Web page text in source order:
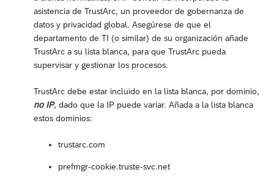
asistencia de TrustArc, un proveedor de gobernanza de
datos y privacidad global. Asegúrese de que el
departamento de TI (o similar) de su organización añade
TrustArc a su lista blanca, para que TrustArc pueda
supervisar y gestionar los procesos.
TrustArc debe estar incluido en la lista blanca, por dominio,
no IP, dado que la IP puede variar. Añada a la lista blanca
estos dominios:
trustarc.com
prefmgr-cookie.truste-svc.net